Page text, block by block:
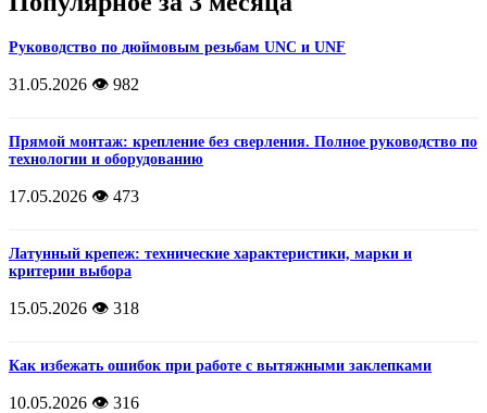
Руководство по дюймовым резьбам UNC и UNF
31.05.2026 👁️ 982
Прямой монтаж: крепление без сверления. Полное руководство по
технологии и оборудованию
17.05.2026 👁️ 473
Латунный крепеж: технические характеристики, марки и
критерии выбора
15.05.2026 👁️ 318
Как избежать ошибок при работе с вытяжными заклепками
10.05.2026 👁️ 316